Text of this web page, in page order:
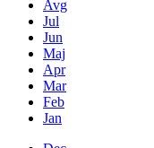
Avg
Jul
Jun
Maj
Apr
Mar
Feb
Jan